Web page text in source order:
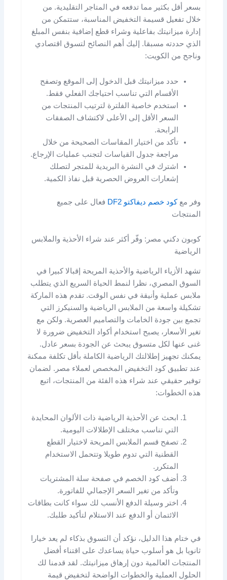
بسعر أقل بكثير مما تدفعه في المتاجر التقليدية. من
خلال تفعيل قسيمة التخفيض المناسبة، ستتمكن من
إدارة ميزانيتك بفاعلية وشراء قطع إضافية بنفس المبلغ
الذي حددته مسبقا. إليك أهم النصائح لتسوق اقتصادي
وناجح من الكويت:
حدد ميزانيتك قبل الدخول إلى الموقع وتصفح
الأقسام التي تناسب احتياجك الفعلي فقط.
استخدم خاصية الفلترة لترتيب المنتجات من
السعر الأقل إلى الأعلى لاكتشاف الصفقات
الرابحة.
تأكد من اختيار المقاسات الصحيحة من خلال
مراجعة جدول القياسات لتجنب عمليات الإرجاع.
اشترك في النشرة البريدية للمتجر لتصلك
إشعارات العروض الحصرية قبل نفاذ الكمية.
وفر معكود خصم ديفاكتو DF2
فعال على جميع
المنتجات
كوبون دكني مصر: وفّر أكثر عند شراء الأحذية والملابس
الرياضية
تشهد الأزياء الرياضية والأحذية المريحة إقبالا كبيرا في
السوق المصري، نظرا لنمط الحياة السريع الذي يتطلب
ملابس عملية وأنيقة في نفس الوقت. تقدم هذه الماركة
تشكيلة واسعة من الملابس الرياضية والسنيكرز التي
تجمع بين جودة الخامات والتصاميم العصرية. ولكن مع
تغير الأسعار، يصبح استخدام أكواد التخفيض ضرورة لا
غنى عنها لكل متسوق يبحث عن الجودة بسعر عادل.
يمكنك تجهيز إطلالتك الرياضية الكاملة بأقل تكلفة ممكنة
عند تطبيق كود التخفيض المخصص لعملاء مصر. لضمان
توفير حقيقي عند شراء هذه الفئة من المنتجات، اتبع
هذه الخطوات:
ابحث عن الأحذية الرياضية ذات الألوان المحايدة
التي تناسب مختلف الإطلالات اليومية.
تصفح قسم الملابس المريحة لاختيار القطع
القطنية التي تدوم طويلا وتتحمل الاستخدام
المتكرر.
أضف كود الخصم في صفحة سلة المشتريات
وتأكد من تغير السعر الإجمالي للفاتورة.
اختر وسيلة الدفع الأنسب لك سواء كانت بطاقات
الائتمان أو الدفع عند الاستلام لتأكيد طلبك.
في ختام هذا الدليل، نؤكد أن التسوق بذكاء لم يعد خيارا
ثانويا بل هو أسلوب حياة يساعدك على اقتناء أفضل
المنتجات العالمية دون إرهاق ميزانيتك. لقد قدمنا لك
الحلول العملية والخطوات الواضحة لتخفيض قيمة